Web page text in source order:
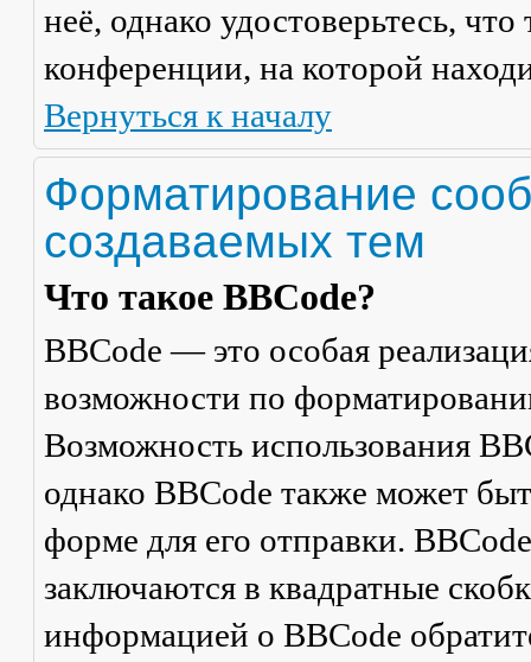
неё, однако удостоверьтесь,
конференции, на которой
Вернуться к началу
Форматирование
создаваемых тем
Что такое BBCode?
BBCode — это особая
возможности по
Возможность использования
однако BBCode также может
форме для его отправки.
заключаются в квадратные
информацией о BBCode